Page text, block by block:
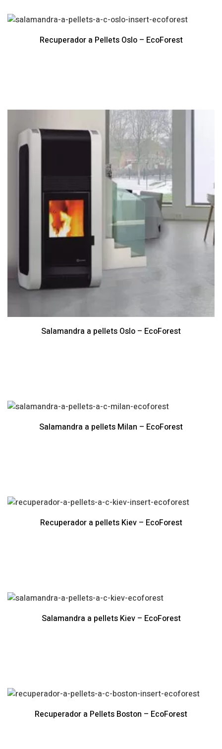
Recuperador a Pellets Oslo – EcoForest
Salamandra a pellets Oslo – EcoForest
Salamandra a pellets Milan – EcoForest
Recuperador a pellets Kiev – EcoForest
Salamandra a pellets Kiev – EcoForest
Recuperador a Pellets Boston – EcoForest